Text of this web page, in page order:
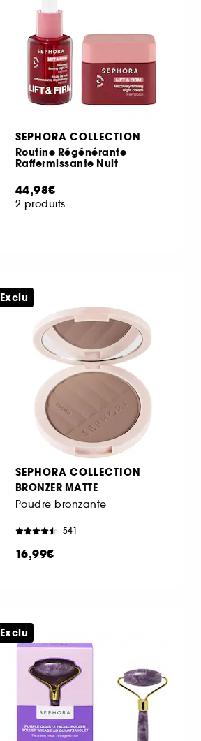
SEPHORA COLLECTION
Routine Régénérante
Raffermissante Nuit
44,98€
2 produits
SEPHORA COLLECTION
BRONZER MATTE
Poudre bronzante
541
16,99€
Exclu
Exclu